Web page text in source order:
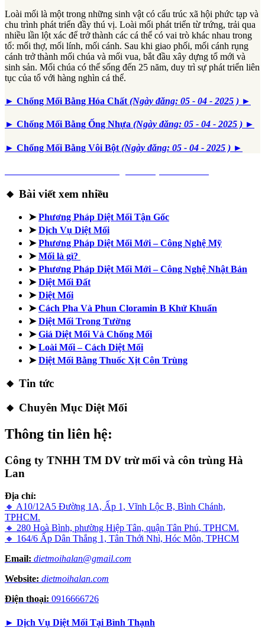
Loài mối là một trong những sinh vật có cấu trúc xã hội phức tạp và
chu trình phát triển đầy thú vị. Loài mối phát triển từ trứng, trải qua
nhiều lần lột xác để trở thành các cá thể có vai trò khác nhau trong
tổ: mối thợ, mối lính, mối cánh. Sau khi giao phối, mối cánh rụng
cánh trở thành mối chúa và mối vua, bắt đầu xây dựng tổ mới và
sinh sản. Mối chúa có thể sống đến 25 năm, duy trì sự phát triển liên
tục của tổ với hàng nghìn cá thể.
► Chống Mối Bằng Hóa Chất (Ngày đăng: 05 - 04 - 2025 ) ►
► Chống Mối Bằng Ống Nhựa (Ngày đăng: 05 - 04 - 2025 ) ►
► Chống Mối Bằng Vôi Bột (Ngày đăng: 05 - 04 - 2025 ) ►
🔸 Bài viết xem nhiều
➤Phương Pháp Diệt Mối Tận Gốc
➤Dịch Vụ Diệt Mối
➤Phương Pháp Diệt Mối Mới – Công Nghệ Mỹ
➤Mối là gì?
➤Phương Pháp Diệt Mối Mới – Công Nghệ Nhật Bản
➤Diệt Mối Đất
➤Diệt Mối
➤Cách Pha Và Phun Cloramin B Khử Khuẩn
➤Diệt Mối Trong Tường
➤Giá Diệt Mối Và Chống Mối
➤Loài Mối – Cách Diệt Mối
➤Diệt Mối Bằng Thuốc Xịt Côn Trùng
🔸 Tin tức
🔸 Chuyên Mục Diệt Mối
Thông tin liên hệ:
Công ty TNHH TM DV trừ mối và côn trùng Hà
Lan
Địa chỉ:
🔸 A10/12A5 Đường 1A, Ấp 1, Vĩnh Lộc B, Bình Chánh,
TPHCM.
🔸 280 Hoà Bình, phường Hiệp Tân, quận Tân Phú, TPHCM.
🔸 164/6 Ấp Dân Thắng 1, Tân Thới Nhì, Hóc Môn, TPHCM
Email: dietmoihalan@gmail.com
Website: dietmoihalan.com
Điện thoại: 0916666726
► Dịch Vụ Diệt Mối Tại Bình Thạnh